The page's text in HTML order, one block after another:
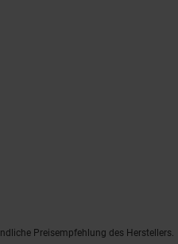
Preisempfehlung des Herstellers.